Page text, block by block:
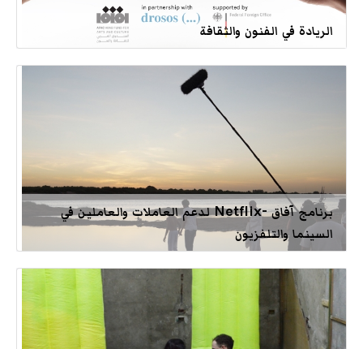
الريادة في الفنون والثقافة
برنامج آفاق -Netflix لدعم العاملات والعاملين في
السينما والتلفزيون